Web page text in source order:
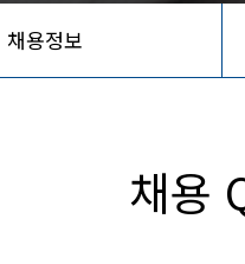
채용정보
채용